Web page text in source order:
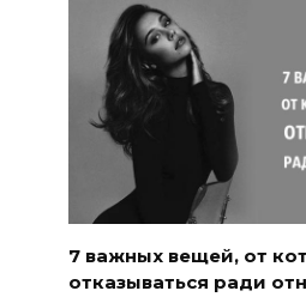
7 важных вещей, от
отказываться ради